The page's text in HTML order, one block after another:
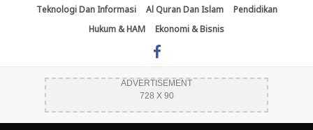
Teknologi Dan Informasi Al Quran Dan Islam
Pendidikan
Hukum & HAM
Ekonomi & Bisnis
ADVERTISEMENT
728 X 90